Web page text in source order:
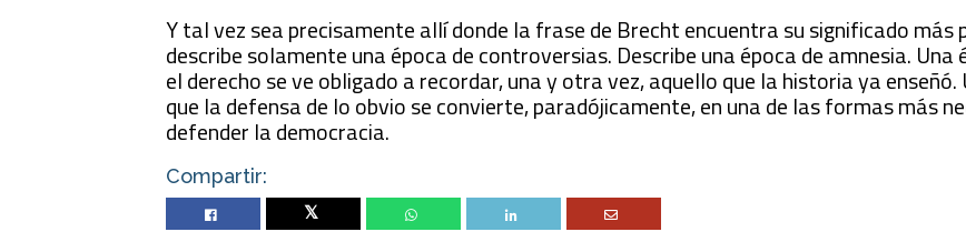
Y tal vez sea precisamente allí donde la frase de Brecht encuentra su significado más
describe solamente una época de controversias. Describe una época de amnesia. Una
el derecho se ve obligado a recordar, una y otra vez, aquello que la historia ya enseñó.
que la defensa de lo obvio se convierte, paradójicamente, en una de las formas más
defender la democracia.
Compartir:
Twitter